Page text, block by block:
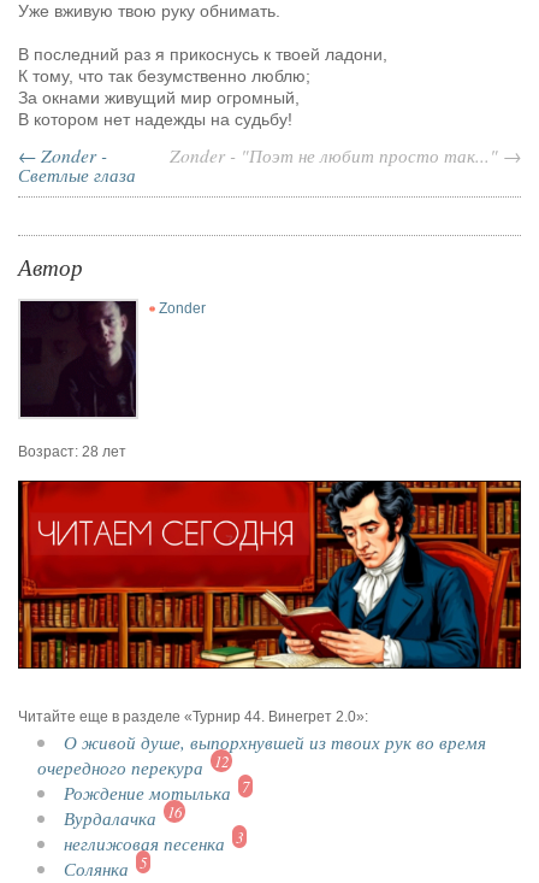
Уже вживую твою руку обнимать.
В последний раз я прикоснусь к твоей ладони,
К тому, что так безумственно люблю;
За окнами живущий мир огромный,
В котором нет надежды на судьбу!
Zonder - "Поэт не любит просто так..." →
← Zonder -
Светлые глаза
Автор
Zonder
Возраст: 28 лет
Читайте еще в разделе «Турнир 44. Винегрет 2.0»:
О живой душе, выпорхнувшей из твоих рук во время
очередного перекура
12
Рождение мотылька 7
Вурдалачка 16
неглижовая песенка 3
Солянка 5